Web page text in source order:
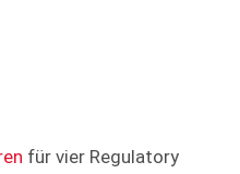
für vier Regulatory